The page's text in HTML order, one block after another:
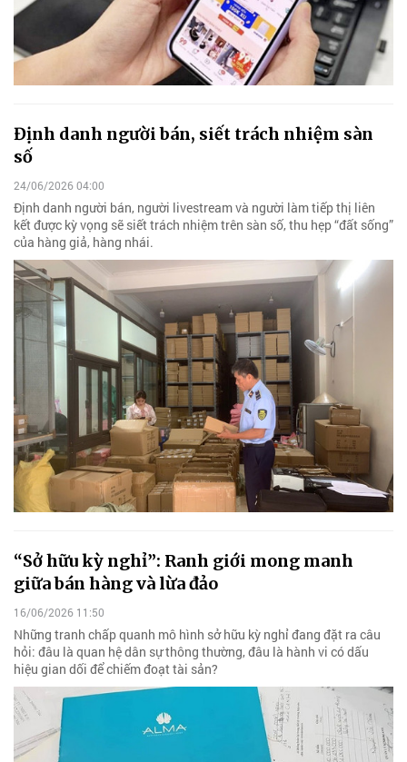
Định danh người bán, siết trách nhiệm sàn
số
24/06/2026 04:00
Định danh người bán, người livestream và người làm tiếp thị liên
kết được kỳ vọng sẽ siết trách nhiệm trên sàn số, thu hẹp “đất sống”
của hàng giả, hàng nhái.
“Sở hữu kỳ nghỉ”: Ranh giới mong manh
giữa bán hàng và lừa đảo
16/06/2026 11:50
Những tranh chấp quanh mô hình sở hữu kỳ nghỉ đang đặt ra câu
hỏi: đâu là quan hệ dân sự thông thường, đâu là hành vi có dấu
hiệu gian dối để chiếm đoạt tài sản?